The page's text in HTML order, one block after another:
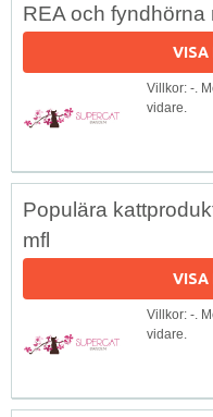
REA och fyndhörna
VISA
Villkor: -.
vidare.
Populära
mfl
VISA
Villkor: -.
vidare.